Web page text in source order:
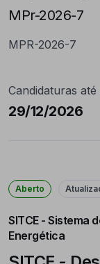
MPr-2026-7
MPR-2026-7
Candidaturas até
29/12/2026
Aberto
SITCE - Sistema
Energética